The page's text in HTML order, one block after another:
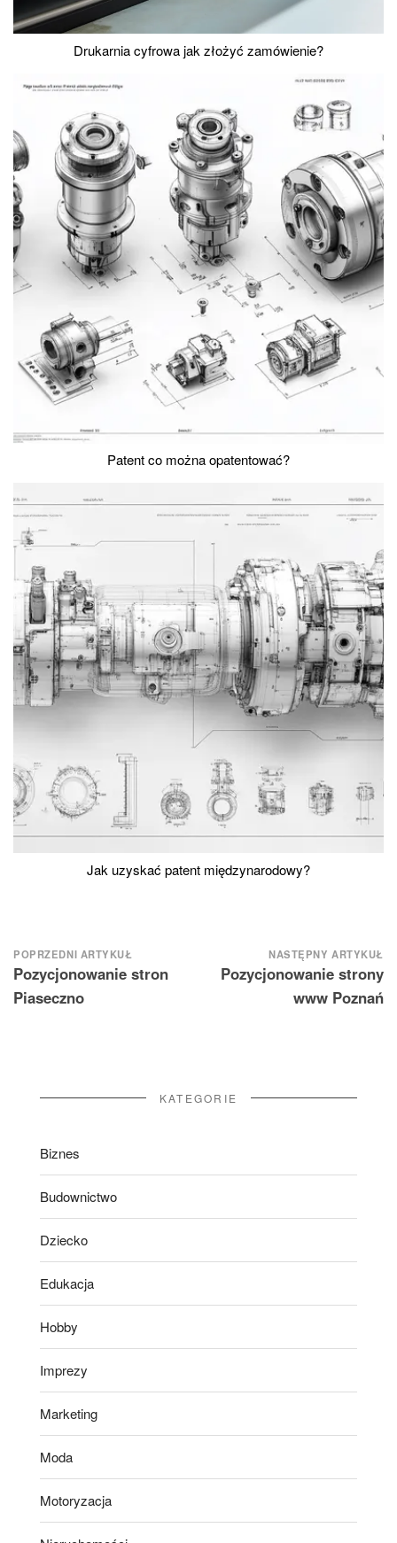
Drukarnia cyfrowa jak złożyć zamówienie?
Patent co można opatentować?
Jak uzyskać patent międzynarodowy?
Nawigacja
wpisu
POPRZEDNI ARTYKUŁ
Pozycjonowanie stron
Piaseczno
NASTĘPNY ARTYKUŁ
Pozycjonowanie strony
www Poznań
KATEGORIE
Biznes
Budownictwo
Dziecko
Edukacja
Hobby
Imprezy
Marketing
Moda
Motoryzacja